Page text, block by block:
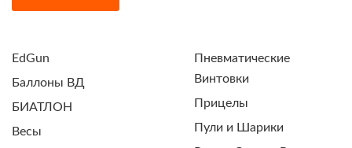
EdGun
Баллоны ВД
БИАТЛОН
Весы
Пневматические
Винтовки
Прицелы
Пули и Шарики